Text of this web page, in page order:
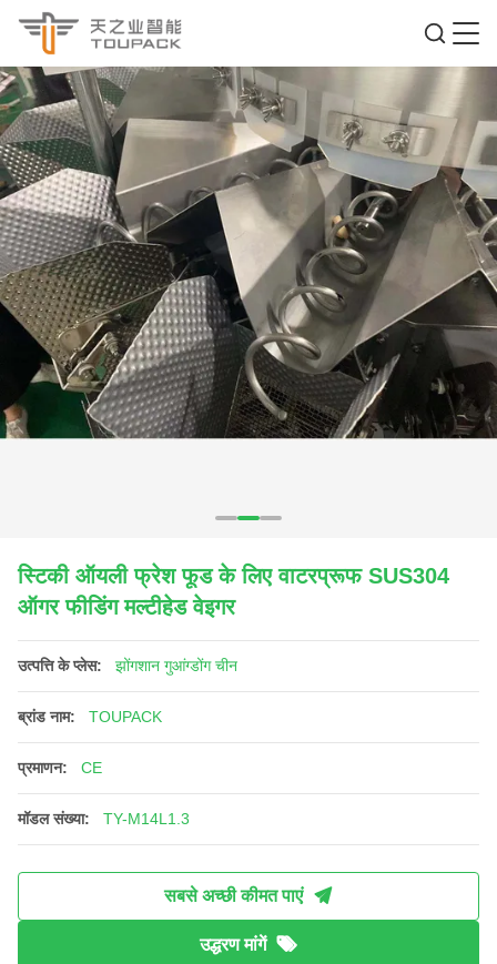
स्टिकी ऑयली फ्रेश फूड के लिए वाटरप्रूफ SUS304
ऑगर फीडिंग मल्टीहेड वेइगर
उत्पत्ति के प्लेस: झोंगशान गुआंग्डोंग चीन
ब्रांड नाम: TOUPACK
प्रमाणन: CE
मॉडल संख्या: TY-M14L1.3
सबसे अच्छी कीमत पाएं
उद्धरण मांगें